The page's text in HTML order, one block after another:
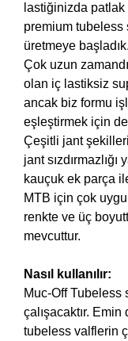
lastiğinizda patlak
premium tubeless
üretmeye başladık.
Çok uzun
olan iç lastiksiz
ancak biz formu
eşleştirmek için
Çeşitli jant
jant
kauçuk ek parça
MTB için çok
renkte ve üç
mevcuttur.
Nasıl kullanılır:
Muc-Off Tubeless
çalışacaktır.
tubeless valflerin